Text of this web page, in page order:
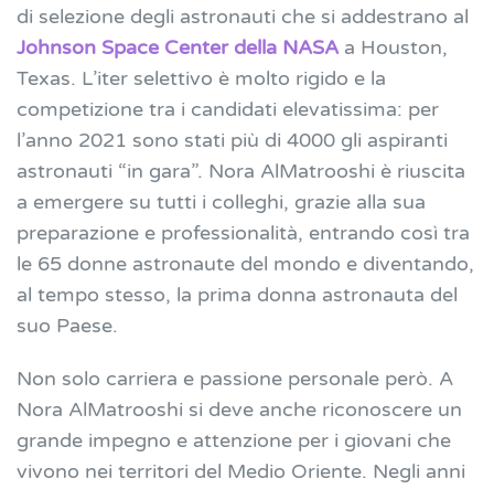
di selezione degli astronauti che si addestrano al
Johnson Space Centerdella NASA a Houston,
Texas. L’iter selettivo è molto rigido e la
competizione tra i candidati elevatissima: per
l’anno 2021 sono stati più di 4000 gli aspiranti
astronauti “in gara”. Nora AlMatrooshi è riuscita
a emergere su tutti i colleghi, grazie alla sua
preparazione e professionalità, entrando così tra
le 65 donne astronaute del mondo e diventando,
al tempo stesso, la prima donna astronauta del
suo Paese.
Non solo carriera e passione personale però. A
Nora AlMatrooshi si deve anche riconoscere un
grande impegno e attenzione per i giovani che
vivono nei territori del Medio Oriente. Negli anni